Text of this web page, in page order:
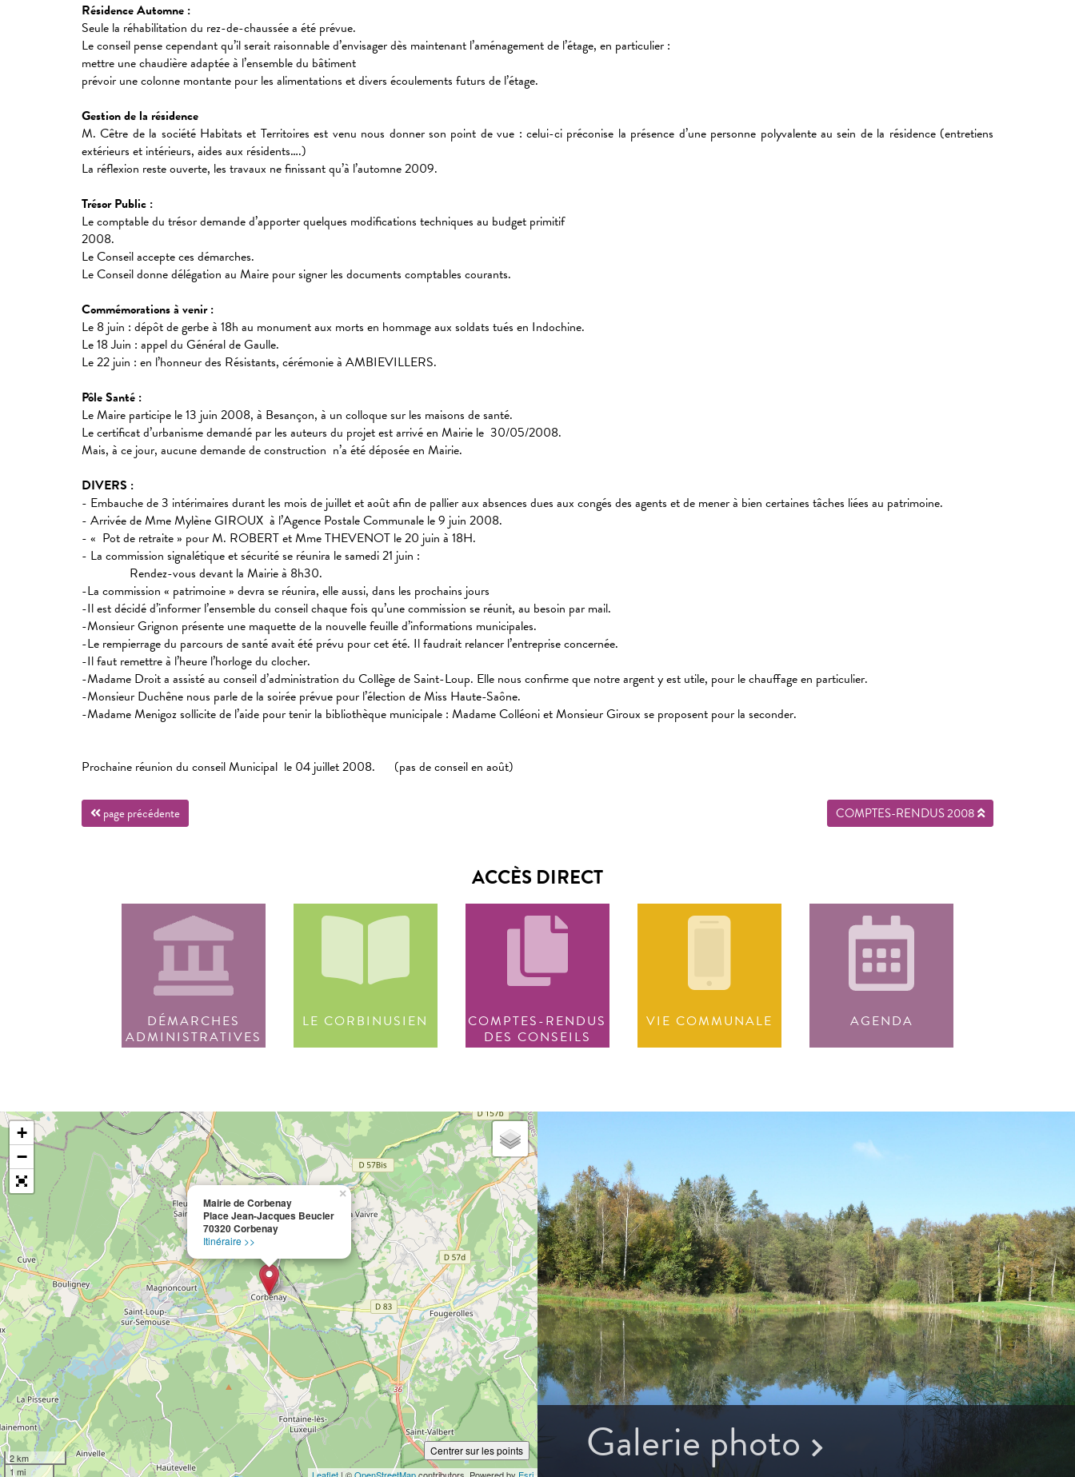
Résidence Automne :
Seule la réhabilitation du rez-de-chaussée a été prévue.
Le conseil pense cependant qu’il serait raisonnable d’envisager dès maintenant l’aménagement de l’étage, en particulier :
mettre une chaudière adaptée à l’ensemble du bâtiment
prévoir une colonne montante pour les alimentations et divers écoulements futurs de l’étage.
Gestion de la résidence
M. Cêtre de la société Habitats et Territoires est venu nous donner son point de vue : celui-ci préconise la présence d’une personne polyvalente au sein de la résidence (entretiens
extérieurs et intérieurs, aides aux résidents….)
La réflexion reste ouverte, les travaux ne finissant qu’à l’automne 2009.
Trésor Public :
Le comptable du trésor demande d’apporter quelques modifications techniques au budget primitif
2008.
Le Conseil accepte ces démarches.
Le Conseil donne délégation au Maire pour signer les documents comptables courants.
Commémorations à venir :
Le 8 juin : dépôt de gerbe à 18h au monument aux morts en hommage aux soldats tués en Indochine.
Le 18 Juin : appel du Général de Gaulle.
Le 22 juin : en l’honneur des Résistants, cérémonie à AMBIEVILLERS.
Pôle Santé :
Le Maire participe le 13 juin 2008, à Besançon, à un colloque sur les maisons de santé.
Le certificat d’urbanisme demandé par les auteurs du projet est arrivé en Mairie le 30/05/2008.
Mais, à ce jour, aucune demande de construction n’a été déposée en Mairie.
DIVERS :
- Embauche de 3 intérimaires durant les mois de juillet et août afin de pallier aux absences dues aux congés des agents et de mener à bien certaines tâches liées au patrimoine.
- Arrivée de Mme Mylène GIROUX à l’Agence Postale Communale le 9 juin 2008.
- « Pot de retraite » pour M. ROBERT et Mme THEVENOT le 20 juin à 18H.
- La commission signalétique et sécurité se réunira le samedi 21 juin :
Rendez-vous devant la Mairie à 8h30.
-La commission « patrimoine » devra se réunira, elle aussi, dans les prochains jours
-Il est décidé d’informer l’ensemble du conseil chaque fois qu’une commission se réunit, au besoin par mail.
-Monsieur Grignon présente une maquette de la nouvelle feuille d’informations municipales.
-Le rempierrage du parcours de santé avait été prévu pour cet été. Il faudrait relancer l’entreprise concernée.
-Il faut remettre à l’heure l’horloge du clocher.
-Madame Droit a assisté au conseil d’administration du Collège de Saint-Loup. Elle nous confirme que notre argent y est utile, pour le chauffage en particulier.
-Monsieur Duchêne nous parle de la soirée prévue pour l’élection de Miss Haute-Saône.
-Madame Menigoz sollicite de l’aide pour tenir la bibliothèque municipale : Madame Colléoni et Monsieur Giroux se proposent pour la seconder.
Prochaine réunion du conseil Municipal le 04 juillet 2008. (pas de conseil en août)
page précédente COMPTES-RENDUS 2008
ACCÈS DIRECT
DÉMARCHES
ADMINISTRATIVES
LE CORBINUSIEN
COMPTES-RENDUS
DES CONSEILS
VIE COMMUNALE AGENDA
Mairie de Corbenay
Place Jean-Jacques Beucler
70320 Corbenay
Itinéraire >>
×
+
−
2 km
1 mi
Centrer sur les points Galerie photo